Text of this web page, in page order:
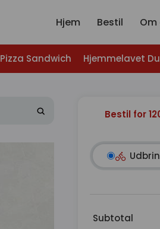
Hjem Bestil Om
Pizza Sandwich Hjemmelavet
Bestil for
Subtotal